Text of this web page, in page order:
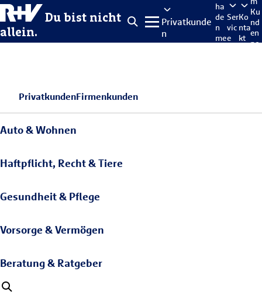
Du bist nicht
allein.
Privatkunde
n
ha
de
n
me
Ser
vic
e
Ko
nta
kt
Ku
nd
en
po
PrivatkundenFirmenkunden
Auto & Wohnen
Haftpflicht, Recht & Tiere
Gesundheit & Pflege
Vorsorge & Vermögen
Beratung & Ratgeber